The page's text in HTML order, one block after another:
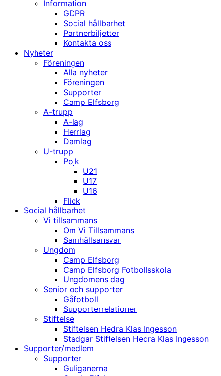
Information
GDPR
Social hållbarhet
Partnerbiljetter
Kontakta oss
Nyheter
Föreningen
Alla nyheter
Föreningen
Supporter
Camp Elfsborg
A-trupp
A-lag
Herrlag
Damlag
U-trupp
Pojk
U21
U17
U16
Flick
Social hållbarhet
Vi tillsammans
Om Vi Tillsammans
Samhällsansvar
Ungdom
Camp Elfsborg
Camp Elfsborg Fotbollsskola
Ungdomens dag
Senior och supporter
Gåfotboll
Supporterrelationer
Stiftelse
Stiftelsen Hedra Klas Ingesson
Stadgar Stiftelsen Hedra Klas Ingesson
Supporter/medlem
Supporter
Guliganerna